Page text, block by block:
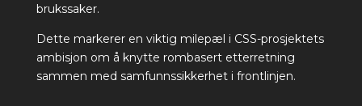
brukssaker.
Dette markerer en viktig milepæl i CSS-prosjektets
ambisjon om å knytte rombasert etterretning
sammen med samfunnssikkerhet i frontlinjen.